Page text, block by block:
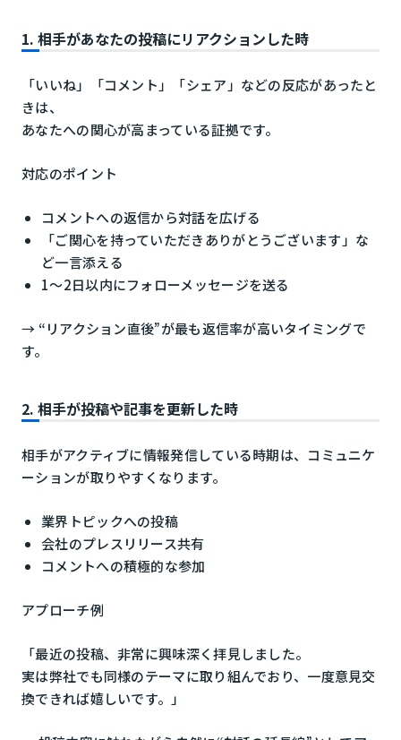
1. 相手があなたの投稿にリアクションした時
「いいね」「コメント」「シェア」などの反応があったと
きは、
あなたへの関心が高まっている証拠です。
対応のポイント
コメントへの返信から対話を広げる
「ご関心を持っていただきありがとうございます」な
ど一言添える
1〜2日以内にフォローメッセージを送る
→ “リアクション直後”が最も返信率が高いタイミングで
す。
2. 相手が投稿や記事を更新した時
相手がアクティブに情報発信している時期は、コミュニケ
ーションが取りやすくなります。
業界トピックへの投稿
会社のプレスリリース共有
コメントへの積極的な参加
アプローチ例
「最近の投稿、非常に興味深く拝見しました。
実は弊社でも同様のテーマに取り組んでおり、一度意見交
換できれば嬉しいです。」